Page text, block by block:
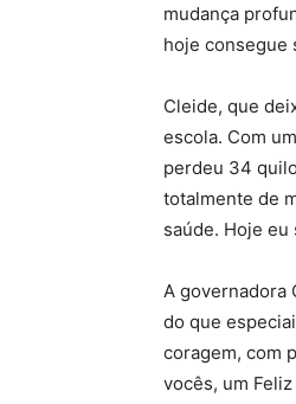
mudança
hoje consegue
Cleide, que
escola. Com
perdeu 34
totalmente de
saúde. Hoje
A governadora
do que
coragem, com
vocês, um